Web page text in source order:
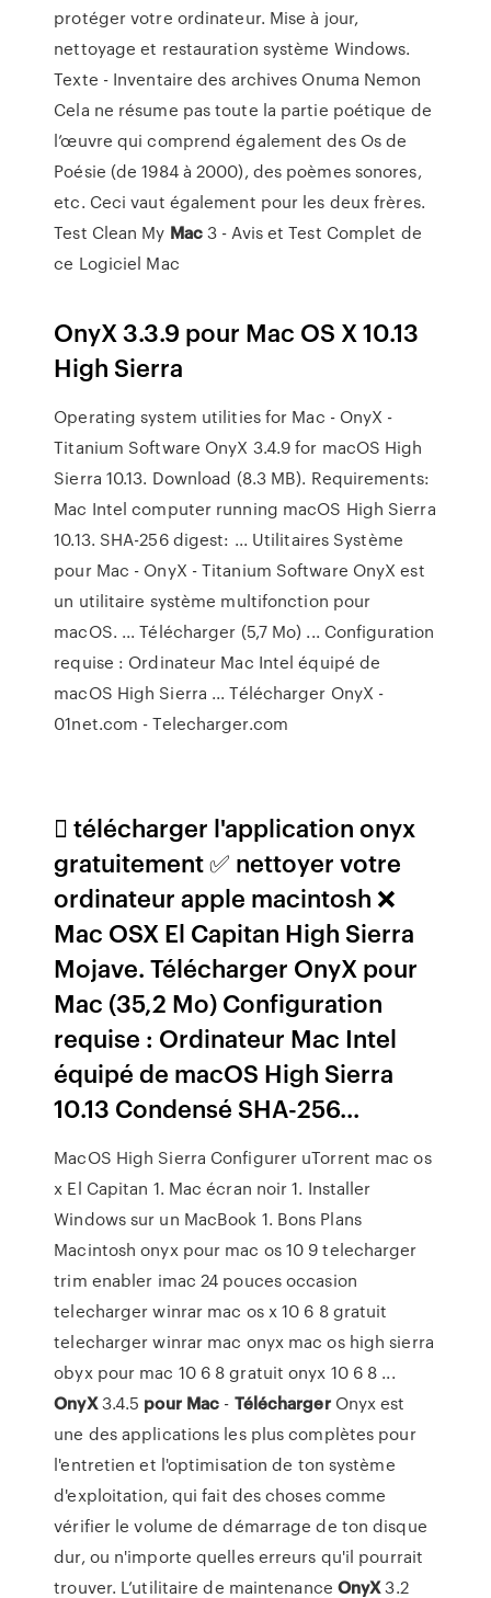
protéger votre ordinateur. Mise à jour,
nettoyage et restauration système Windows.
Texte - Inventaire des archives Onuma Nemon
Cela ne résume pas toute la partie poétique de
l’œuvre qui comprend également des Os de
Poésie (de 1984 à 2000), des poèmes sonores,
etc. Ceci vaut également pour les deux frères.
Test Clean My Mac3 - Avis et Test Complet de
ce Logiciel Mac
OnyX 3.3.9 pour Mac OS X 10.13
High Sierra
Operating system utilities for Mac - OnyX -
Titanium Software OnyX 3.4.9 for macOS High
Sierra 10.13. Download (8.3 MB). Requirements:
Mac Intel computer running macOS High Sierra
10.13. SHA-256 digest: ... Utilitaires Système
pour Mac - OnyX - Titanium Software OnyX est
un utilitaire système multifonction pour
macOS. ... Télécharger (5,7 Mo) ... Configuration
requise : Ordinateur Mac Intel équipé de
macOS High Sierra ... Télécharger OnyX -
01net.com - Telecharger.com
 télécharger l'application onyx
gratuitement ✅ nettoyer votre
ordinateur apple macintosh ❌
Mac OSX El Capitan High Sierra
Mojave. Télécharger OnyX pour
Mac (35,2 Mo) Configuration
requise : Ordinateur Mac Intel
équipé de macOS High Sierra
10.13 Condensé SHA-256...
MacOS High Sierra Configurer uTorrent mac os
x El Capitan 1. Mac écran noir 1. Installer
Windows sur un MacBook 1. Bons Plans
Macintosh onyx pour mac os 10 9 telecharger
trim enabler imac 24 pouces occasion
telecharger winrar mac os x 10 6 8 gratuit
telecharger winrar mac onyx mac os high sierra
obyx pour mac 10 6 8 gratuit onyx 10 6 8 ...
OnyX3.4.5 pour Mac - TéléchargerOnyx est
une des applications les plus complètes pour
l'entretien et l'optimisation de ton système
d'exploitation, qui fait des choses comme
vérifier le volume de démarrage de ton disque
dur, ou n'importe quelles erreurs qu'il pourrait
trouver. L’utilitaire de maintenance OnyX3.2